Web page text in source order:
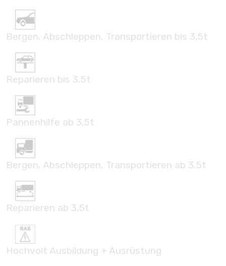
Bergen, Abschleppen, Transportieren bis 3,5t
Reparieren bis 3,5t
Pannenhilfe ab 3,5t
Bergen, Abschleppen, Transportieren ab 3,5t
Reparieren ab 3,5t
Hochvolt Ausbildung + Ausrüstung